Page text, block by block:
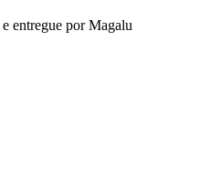
e entregue por Magalu